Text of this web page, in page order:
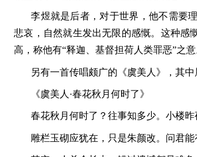
李煜就是后者，对于世界，他不需要
悲哀，自然就生发出无限的感慨。这种感
高，称他有“释迦、基督担荷人类罪恶”之意
另有一首传唱颇广的《虞美人》，其中
《虞美人·春花秋月何时了》
春花秋月何时了？往事知多少。小楼昨
雕栏玉砌应犹在，只是朱颜改。问君